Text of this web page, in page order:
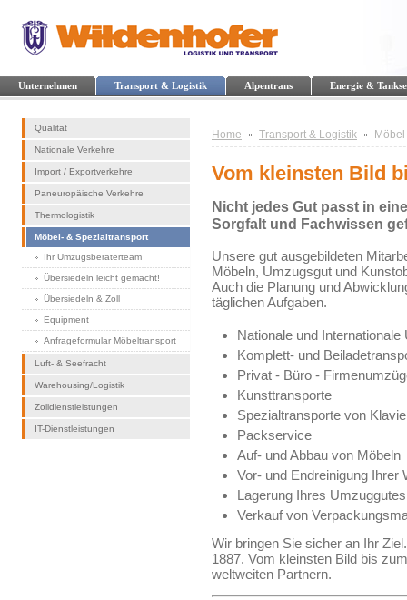
Unternehmen Transport & Logistik Alpentrans Energie &
Qualität
Nationale Verkehre
Import / Exportverkehre
Paneuropäische Verkehre
Thermologistik
Möbel- & Spezialtransport
Ihr Umzugsberaterteam
Übersiedeln leicht gemacht!
Übersiedeln & Zoll
Equipment
Anfrageformular Möbeltransport
Luft- & Seefracht
Warehousing/Logistik
Zolldienstleistungen
IT-Dienstleistungen
Home Transport & Logistik
Vom kleinsten Bild
Nicht jedes Gut passt in
Sorgfalt und Fachwissen
Unsere gut ausgebildeten
Möbeln, Umzugsgut und
Auch die Planung und
täglichen Aufgaben.
Nationale und Internationale
Komplett- und
Privat - Büro -
Kunsttransporte
Spezialtransporte von
Packservice
Auf- und Abbau von Möbeln
Vor- und Endreinigung Ihrer
Lagerung Ihres Umzuggutes
Verkauf von
Wir bringen Sie sicher an Ihr
1887. Vom kleinsten Bild bis
weltweiten Partnern.